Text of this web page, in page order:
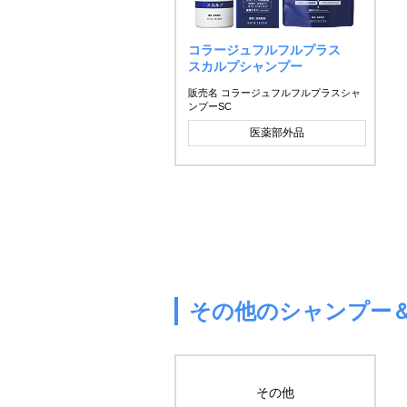
コラージュフルフルプラス
スカルプシャンプー
販売名 コラージュフルフルプラスシャ
ンプーSC
医薬部外品
その他のシャンプー
その他